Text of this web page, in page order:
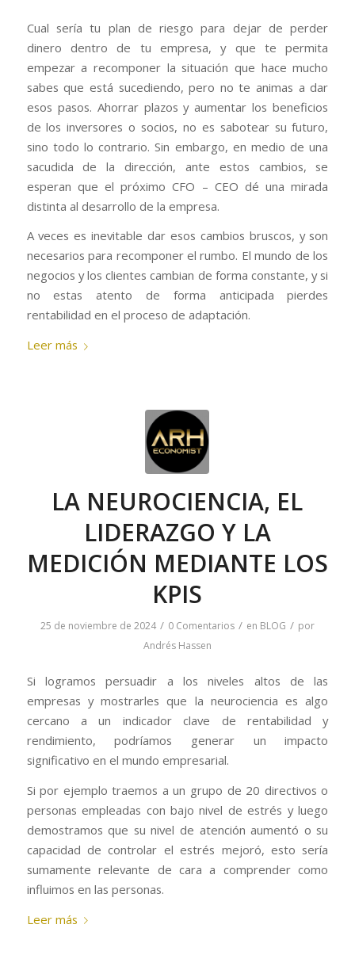
Cual sería tu plan de riesgo para dejar de perder
dinero dentro de tu empresa, y que te permita
empezar a recomponer la situación que hace mucho
sabes que está sucediendo, pero no te animas a dar
esos pasos. Ahorrar plazos y aumentar los beneficios
de los inversores o socios, no es sabotear su futuro,
sino todo lo contrario. Sin embargo, en medio de una
sacudida de la dirección, ante estos cambios, se
esperan que el próximo CFO – CEO dé una mirada
distinta al desarrollo de la empresa.
A veces es inevitable dar esos cambios bruscos, y son
necesarios para recomponer el rumbo. El mundo de los
negocios y los clientes cambian de forma constante, y si
no estas atento de forma anticipada pierdes
rentabilidad en el proceso de adaptación.
Leer más
LA NEUROCIENCIA, EL
LIDERAZGO Y LA
MEDICIÓN MEDIANTE LOS
KPIS
25 de noviembre de 2024 / 0 Comentarios / en BLOG / por
Andrés Hassen
Si logramos persuadir a los niveles altos de las
empresas y mostrarles que la neurociencia es algo
cercano a un indicador clave de rentabilidad y
rendimiento, podríamos generar un impacto
significativo en el mundo empresarial.
Si por ejemplo traemos a un grupo de 20 directivos o
personas empleadas con bajo nivel de estrés y luego
demostramos que su nivel de atención aumentó o su
capacidad de controlar el estrés mejoró, esto sería
sumamente relevante de cara a comprender como
influimos en las personas.
Leer más